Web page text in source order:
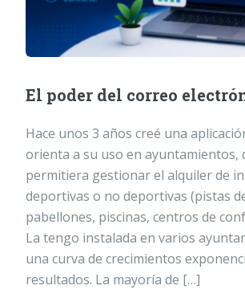
El poder del correo
Hace unos 3 años creé una
orienta a su uso en ayuntamientos,
permitiera gestionar el alquiler de
deportivas o no deportivas (pistas
pabellones, piscinas, centros de
La tengo instalada en varios
una curva de crecimientos
resultados. La mayoría de […]